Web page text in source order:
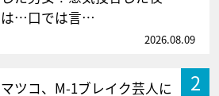
は…口では言…
2026.08.09
2
マツコ、M-1ブレイク芸人に